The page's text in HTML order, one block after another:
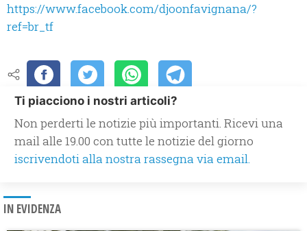
https://www.facebook.com/djoonfavignana/?
ref=br_tf
Ti piacciono i nostri articoli?
Non perderti le notizie più importanti. Ricevi una
mail alle 19.00 con tutte le notizie del giorno
iscrivendoti alla nostra rassegna via email.
IN EVIDENZA